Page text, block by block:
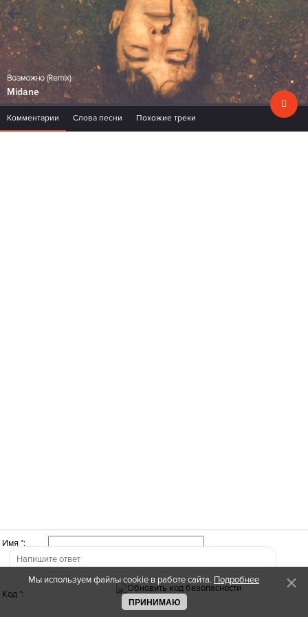
Возможно (Remix)
Midane
Комментарии Слова песни Похожие треки
Имя *:
Код *:
Мы используем файлы cookie в работе сайта. Подробнее
ПРИНИМАЮ